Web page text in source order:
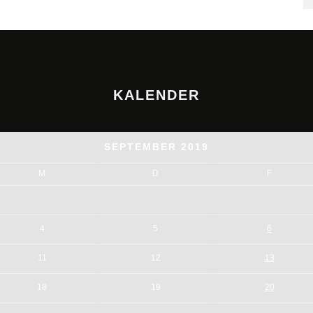
KALENDER
SEPTEMBER 2019
M D F
5 6
11 12 13
18 19 20